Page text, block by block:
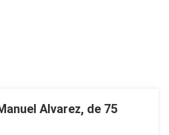
Alvarez, de 75